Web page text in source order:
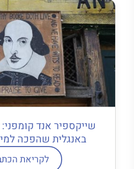
שייקספיר אנד
באנגלית שהפכה
לקריאת